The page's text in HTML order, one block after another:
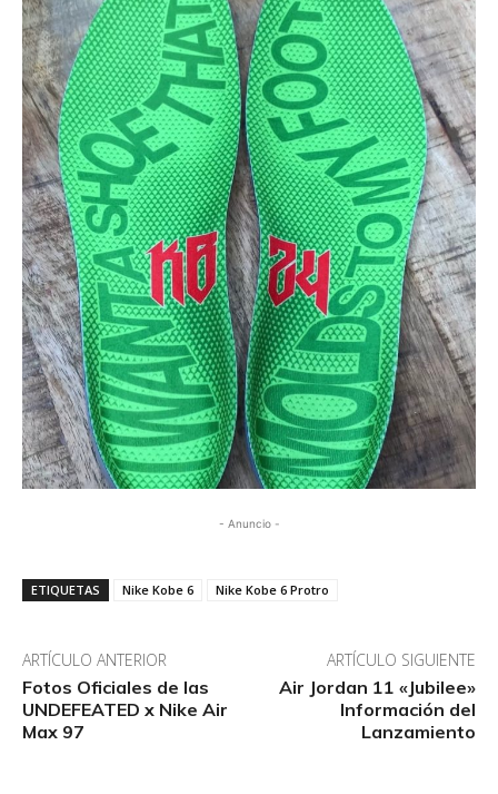
- Anuncio -
ETIQUETAS Nike Kobe 6 Nike Kobe 6 Protro
ARTÍCULO ANTERIOR
Fotos Oficiales de las
UNDEFEATED x Nike Air
Max 97
ARTÍCULO SIGUIENTE
Air Jordan 11 «Jubilee»
Información del
Lanzamiento